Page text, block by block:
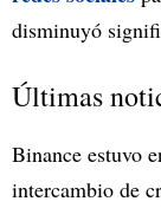
disminuyó
Últimas
Binance estuvo
intercambio de